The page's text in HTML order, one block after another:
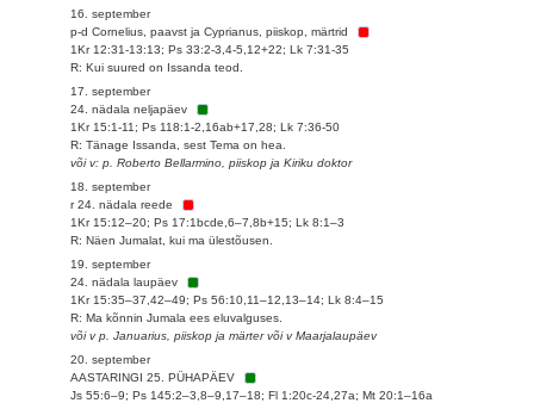
16. september
p-d Cornelius, paavst ja Cyprianus, piiskop, märtrid
1Kr 12:31-13:13; Ps 33:2-3,4-5,12+22; Lk 7:31-35
R: Kui suured on Issanda teod.
17. september
24. nädala neljapäev
1Kr 15:1-11; Ps 118:1-2,16ab+17,28; Lk 7:36-50
R: Tänage Issanda, sest Tema on hea.
või v: p. Roberto Bellarmino, piiskop ja Kiriku doktor
18. september
r 24. nädala reede
1Kr 15:12–20; Ps 17:1bcde,6–7,8b+15; Lk 8:1–3
R: Näen Jumalat, kui ma ülestõusen.
19. september
24. nädala laupäev
1Kr 15:35–37,42–49; Ps 56:10,11–12,13–14; Lk 8:4–15
R: Ma kõnnin Jumala ees eluvalguses.
või v p. Januarius, piiskop ja märter või v Maarjalaupäev
20. september
AASTARINGI 25. PÜHAPÄEV
Js 55:6–9; Ps 145:2–3,8–9,17–18; Fl 1:20c-24,27a; Mt 20:1–16a